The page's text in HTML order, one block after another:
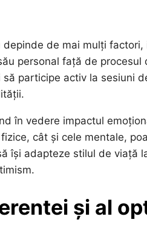
de mai mulți factori,
personal față de procesul
participe activ la sesiuni
în vedere impactul
cât și cele mentale,
își adapteze stilul de viață
și al